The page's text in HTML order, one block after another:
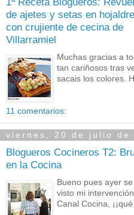
de ajetes y setas en hojaldre
con crujiente de cecina de
Villarramiel
Muchas gracias a
tan cariñosos tras
sacais los colores.
11 comentarios:
viernes, 20 de julio de
Blogueros Cocineros T2:
en la Cocina
Bueno pues ayer
visto mi
Canal Cocina,